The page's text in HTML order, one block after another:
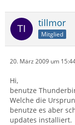
tillmor
Mitglied
20. März 2009 um
Hi,
benutze
Welche die
benutze es aber
updates installiert.